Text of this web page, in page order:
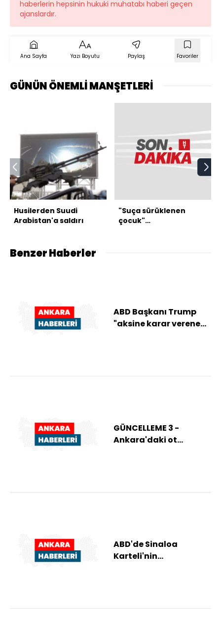
haberlerin hepsinin hukuki muhatabı haberi geçen
ajanslardır.
Ana Sayfa Yazı Boyutu Paylaş Favoriler
GÜNÜN ÖNEMLİ MANŞETLERİ
Husilerden Suudi
Arabistan'a saldırı
"Suça sürüklenen
çocuk"
Benzer Haberler
ABD Başkanı Trump
"aksine karar verene
GÜNCELLEME 3 -
Ankara'daki ot
ABD'de Sinaloa
Karteli'nin